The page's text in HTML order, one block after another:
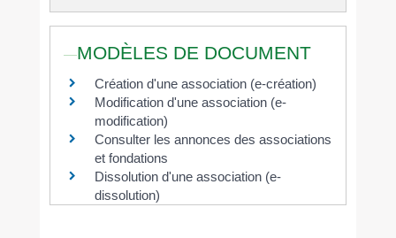
MODÈLES DE DOCUMENT
Création d'une association (e-création)
Modification d'une association (e-
modification)
Consulter les annonces des associations
et fondations
Dissolution d'une association (e-
dissolution)